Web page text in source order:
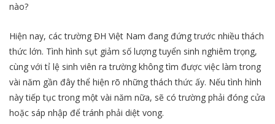
nào?
Hiện nay, các trường ĐH Việt Nam đang đứng trước nhiều thách
thức lớn. Tình hình sụt giảm số lượng tuyển sinh nghiêm trọng,
cùng với tỉ lệ sinh viên ra trường không tìm được việc làm trong
vài năm gần đây thể hiện rõ những thách thức ấy. Nếu tình hình
này tiếp tục trong một vài năm nữa, sẽ có trường phải đóng cửa
hoặc sáp nhập để tránh phải diệt vong.